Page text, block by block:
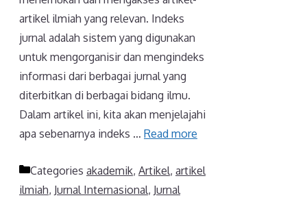
artikel ilmiah yang relevan. Indeks
jurnal adalah sistem yang digunakan
untuk mengorganisir dan mengindeks
informasi dari berbagai jurnal yang
diterbitkan di berbagai bidang ilmu.
Dalam artikel ini, kita akan menjelajahi
apa sebenarnya indeks … Read more
Categories akademik, Artikel, artikel
ilmiah, Jurnal Internasional, Jurnal